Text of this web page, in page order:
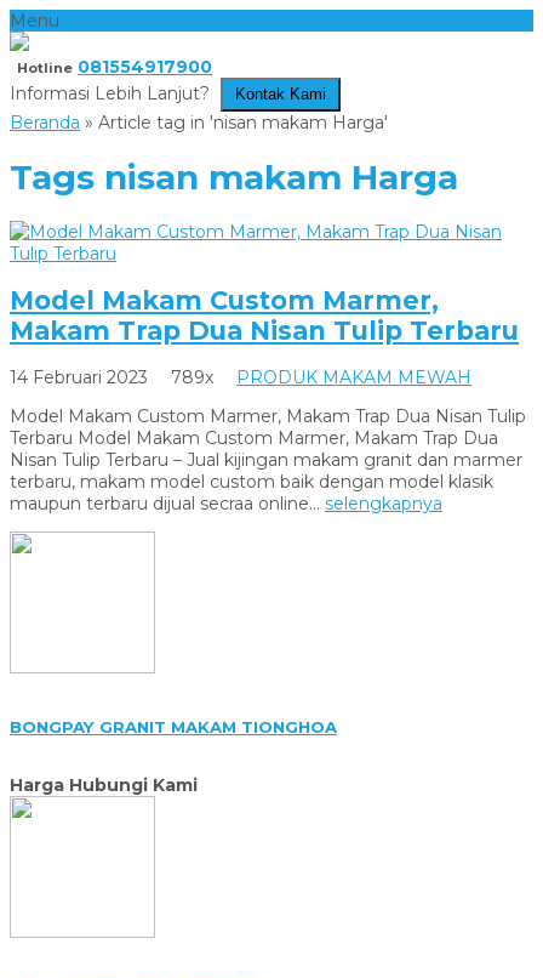
Menu
Hotline 081554917900
Informasi Lebih Lanjut?
Kontak Kami
Beranda » Article tag in 'nisan makam Harga'
Tags nisan makam Harga
Model Makam Custom Marmer,
Makam Trap Dua Nisan Tulip Terbaru
14 Februari 2023 789x
PRODUK MAKAM MEWAH
Model Makam Custom Marmer, Makam Trap Dua Nisan Tulip
Terbaru Model Makam Custom Marmer, Makam Trap Dua
Nisan Tulip Terbaru – Jual kijingan makam granit dan marmer
terbaru, makam model custom baik dengan model klasik
maupun terbaru dijual secraa online... selengkapnya
BONGPAY GRANIT MAKAM TIONGHOA
Harga Hubungi Kami